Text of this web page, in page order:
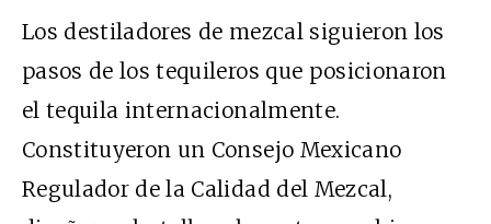
Los destiladores de mezcal siguieron los
pasos de los tequileros que posicionaron
el tequila internacionalmente.
Constituyeron un Consejo Mexicano
Regulador de la Calidad del Mezcal,